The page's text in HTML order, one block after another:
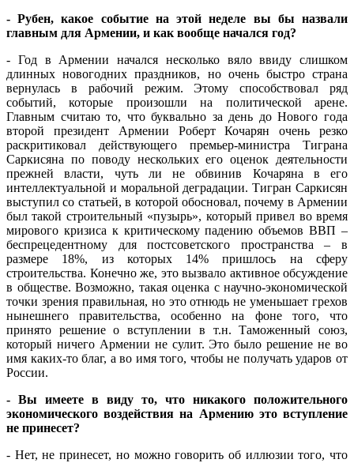
- Рубен, какое событие на этой неделе вы бы назвали
главным для Армении, и как вообще начался год?
- Год в Армении начался несколько вяло ввиду слишком
длинных новогодних праздников, но очень быстро страна
вернулась в рабочий режим. Этому способствовал ряд
событий, которые произошли на политической арене.
Главным считаю то, что буквально за день до Нового года
второй президент Армении Роберт Кочарян очень резко
раскритиковал действующего премьер-министра Тиграна
Саркисяна по поводу нескольких его оценок деятельности
прежней власти, чуть ли не обвинив Кочаряна в его
интеллектуальной и моральной деградации. Тигран Саркисян
выступил со статьей, в которой обосновал, почему в Армении
был такой строительный «пузырь», который привел во время
мирового кризиса к критическому падению объемов ВВП –
беспрецедентному для постсоветского пространства – в
размере 18%, из которых 14% пришлось на сферу
строительства. Конечно же, это вызвало активное обсуждение
в обществе. Возможно, такая оценка с научно-экономической
точки зрения правильная, но это отнюдь не уменьшает грехов
нынешнего правительства, особенно на фоне того, что
принято решение о вступлении в т.н. Таможенный союз,
который ничего Армении не сулит. Это было решение не во
имя каких-то благ, а во имя того, чтобы не получать ударов от
России.
- Вы имеете в виду то, что никакого положительного
экономического воздействия на Армению это вступление
не принесет?
- Нет, не принесет, но можно говорить об иллюзии того, что